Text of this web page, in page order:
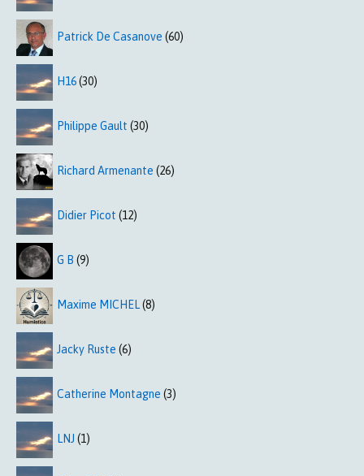
Patrick De Casanove (60)
H16(30)
Philippe Gault (30)
Richard Armenante (26)
Didier Picot (12)
G B (9)
Maxime MICHEL(8)
Jacky Ruste (6)
Catherine Montagne (3)
LNJ (1)